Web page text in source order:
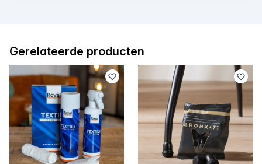
Gerelateerde producten